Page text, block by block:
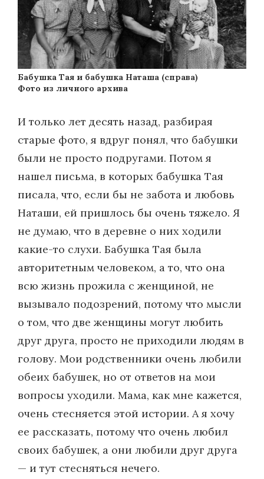
Бабушка Тая и бабушка Наташа (справа)
Фото из личного архива
И только лет десять назад, разбирая
старые фото, я вдруг понял, что бабушки
были не просто подругами. Потом я
нашел письма, в которых бабушка Тая
писала, что, если бы не забота и любовь
Наташи, ей пришлось бы очень тяжело. Я
не думаю, что в деревне о них ходили
какие-то слухи. Бабушка Тая была
авторитетным человеком, а то, что она
всю жизнь прожила с женщиной, не
вызывало подозрений, потому что мысли
о том, что две женщины могут любить
друг друга, просто не приходили людям в
голову. Мои родственники очень любили
обеих бабушек, но от ответов на мои
вопросы уходили. Мама, как мне кажется,
очень стесняется этой истории. А я хочу
ее рассказать, потому что очень любил
своих бабушек, а они любили друг друга
— и тут стесняться нечего.